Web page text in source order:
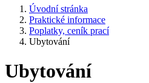
Úvodní stránka
Praktické informace
Poplatky, ceník prací
Ubytování
Ubytování